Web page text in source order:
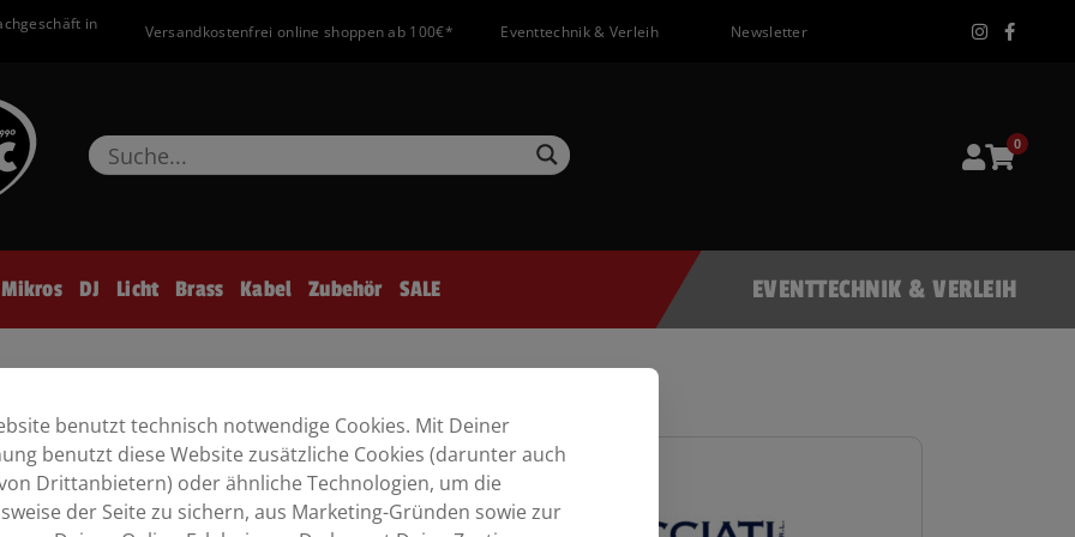
in Versandkostenfrei online shoppen ab 100€* Eventtechnik & Verleih Newsletter
0
Mikros DJ Licht Brass Kabel Zubehör SALE EVENTTECHNIK & VERLEIH
schwarz
benutzt technisch notwendige Cookies. Mit Deiner
benutzt diese Website zusätzliche Cookies (darunter auch
Drittanbietern) oder ähnliche Technologien, um die
der Seite zu sichern, aus Marketing-Gründen sowie zur